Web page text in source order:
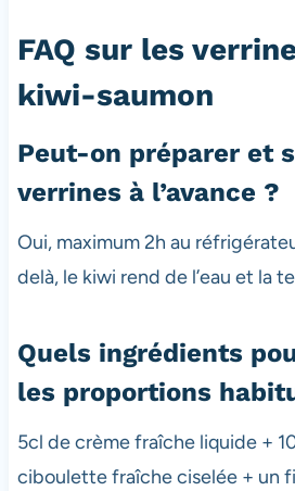
FAQ sur les
kiwi-saumon
Peut-on préparer et
verrines à l’avance ?
Oui, maximum 2h au
delà, le kiwi rend de l’eau et la
Quels ingrédients
les proportions
5cl de crème fraîche liquide +
ciboulette fraîche ciselée + un